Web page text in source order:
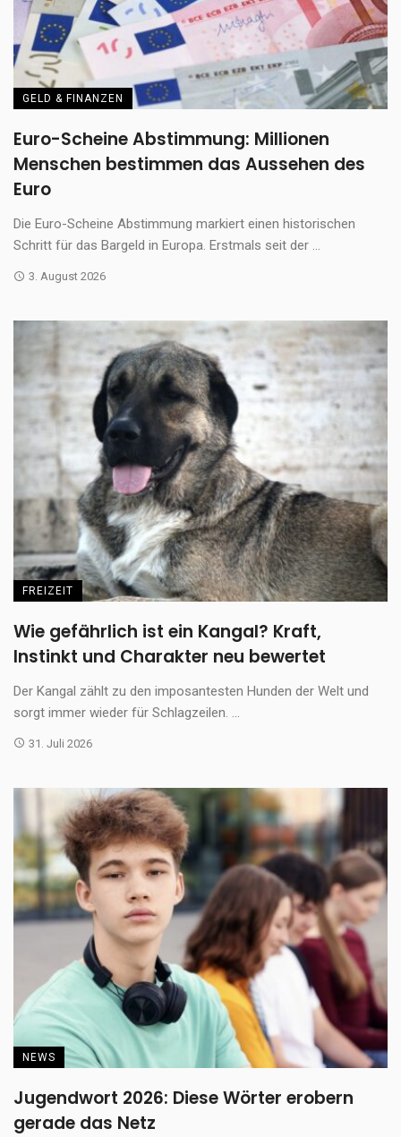
GELD & FINANZEN
Euro-Scheine Abstimmung: Millionen
Menschen bestimmen das Aussehen des
Euro
Die Euro-Scheine Abstimmung markiert einen historischen
Schritt für das Bargeld in Europa. Erstmals seit der ...
3. August 2026
FREIZEIT
Wie gefährlich ist ein Kangal? Kraft,
Instinkt und Charakter neu bewertet
Der Kangal zählt zu den imposantesten Hunden der Welt und
sorgt immer wieder für Schlagzeilen. ...
31. Juli 2026
NEWS
Jugendwort 2026: Diese Wörter erobern
gerade das Netz